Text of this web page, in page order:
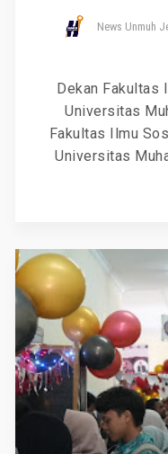
News Unmuh
Dekan Fakultas
Universitas
Fakultas Ilmu
Universitas